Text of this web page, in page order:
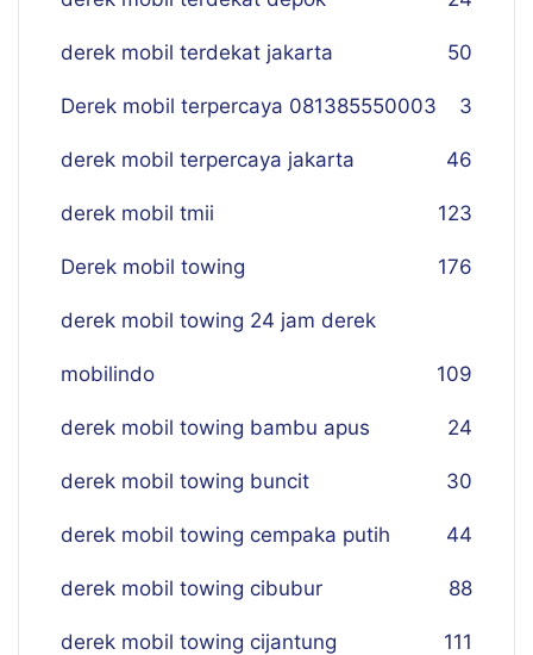
derek mobil terdekat jakarta 50
Derek mobil terpercaya 081385550003 3
derek mobil terpercaya jakarta 46
derek mobil tmii 123
Derek mobil towing 176
derek mobil towing 24 jam derek
mobilindo 109
derek mobil towing bambu apus 24
derek mobil towing buncit 30
derek mobil towing cempaka putih 44
derek mobil towing cibubur 88
derek mobil towing cijantung 111